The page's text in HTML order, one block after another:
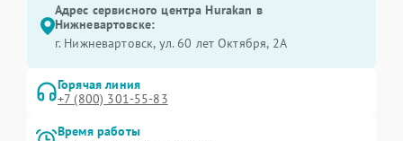
Адрес сервисного центра Hurakan в
Нижневартовске:
г. Нижневартовск, ул. 60 лет Октября, 2А
Горячая линия
+7 (800) 301-55-83
Время работы